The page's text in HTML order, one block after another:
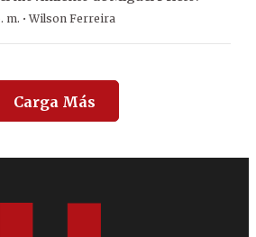
m. ·Wilson Ferreira
Carga Más